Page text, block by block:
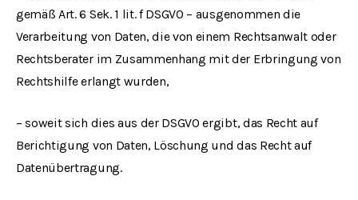
gemäß Art. 6 Sek. 1 lit. f DSGVO – ausgenommen die
Verarbeitung von Daten, die von einem Rechtsanwalt oder
Rechtsberater im Zusammenhang mit der Erbringung von
Rechtshilfe erlangt wurden,
– soweit sich dies aus der DSGVO ergibt, das Recht auf
Berichtigung von Daten, Löschung und das Recht auf
Datenübertragung.